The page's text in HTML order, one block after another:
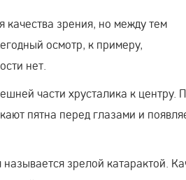
качества зрения, но между тем
осмотр, к примеру,
нет.
части хрусталика к центру.
пятна перед глазами и
зрелой катарактой.